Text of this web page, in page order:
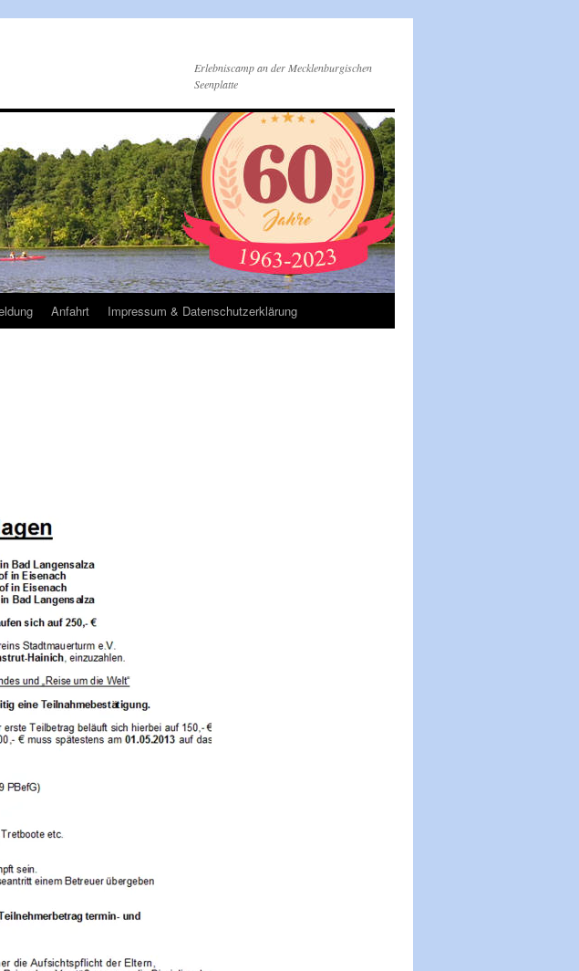
Erlebniscamp an der Mecklenburgischen
Seenplatte
Anfahrt Impressum & Datenschutzerklärung